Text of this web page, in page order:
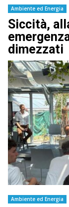
Ambiente ed Energia
Siccità,
dimezzati
Ambiente ed Energia